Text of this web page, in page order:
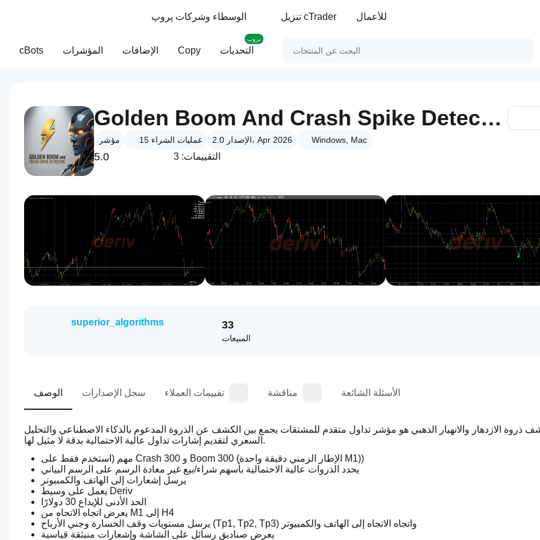
الوسطاء وشركات پروپ تنزيل cTrader للأعمال
cBots المؤشرات الإضافات Copy التحديات
بروب
Golden Boom And Crash Spike Detector
مؤشر 15 عمليات الشراء الإصدار 2.0، Apr 2026 Windows, Mac
5.0 التقييمات: 3
superior_algorithms 33
المبيعات
الوصف سجل الإصدارات تقييمات العملاء مناقشة الأسئلة الشائعة
ذروة الازدهار والانهيار الذهبي هو مؤشر تداول متقدم للمشتقات يجمع بين الكشف عن الذروة المدعوم بالذكاء الاصطناعي والتحليل
السعري لتقديم إشارات تداول عالية الاحتمالية بدقة لا مثيل لها.
مهم (استخدم فقط على Crash 300 و Boom 300 (الإطار الزمني دقيقة واحدة M1))
يحدد الذروات عالية الاحتمالية بأسهم شراء/بيع غير معادة الرسم على الرسم البياني
يرسل إشعارات إلى الهاتف والكمبيوتر
يعمل على وسيط Deriv
الحد الأدنى للإيداع 30 دولارًا
يعرض اتجاه الاتجاه من M1 إلى H4
يرسل مستويات وقف الخسارة وجني الأرباح (Tp1, Tp2, Tp3) واتجاه الاتجاه إلى الهاتف والكمبيوتر
يعرض صناديق رسائل على الشاشة وإشعارات منبثقة قياسية